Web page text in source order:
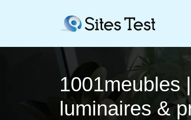
1001meubles
luminaires &